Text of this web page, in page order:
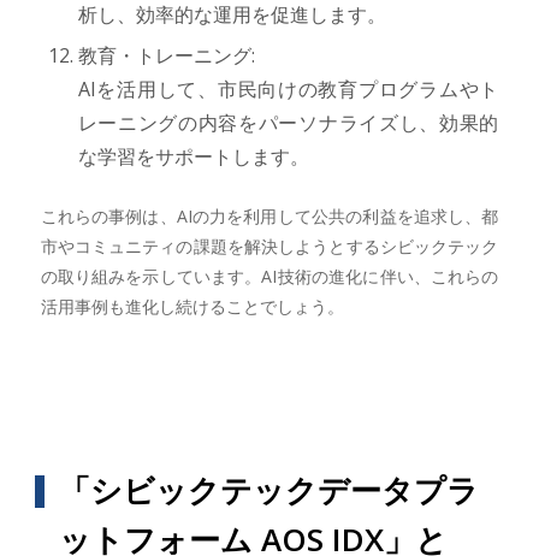
析し、効率的な運用を促進します。
教育・トレーニング:
AIを活用して、市民向けの教育プログラムやト
レーニングの内容をパーソナライズし、効果的
な学習をサポートします。
これらの事例は、AIの力を利用して公共の利益を追求し、都
市やコミュニティの課題を解決しようとするシビックテック
の取り組みを示しています。AI技術の進化に伴い、これらの
活用事例も進化し続けることでしょう。
「シビックテックデータプラ
ットフォーム AOS IDX」と